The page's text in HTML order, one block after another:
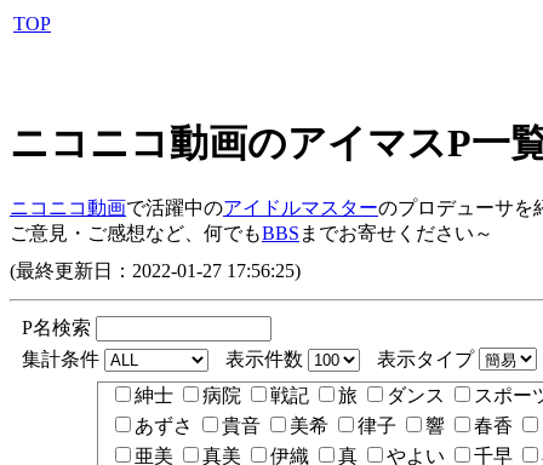
TOP
ニコニコ動画のアイマスP一
ニコニコ動画で活躍中のアイドルマスターのプロデューサを
ご意見・ご感想など、何でもBBS までお寄せください～
(最終更新日：2022-01-27 17:56:25)
P名検索
集計条件
表示件数 表示タイプ
紳士 病院 戦記 旅 ダンス
スポー
あずさ
貴音 美希 律子 響 春香
亜美
真美 伊織 真 やよい 千早